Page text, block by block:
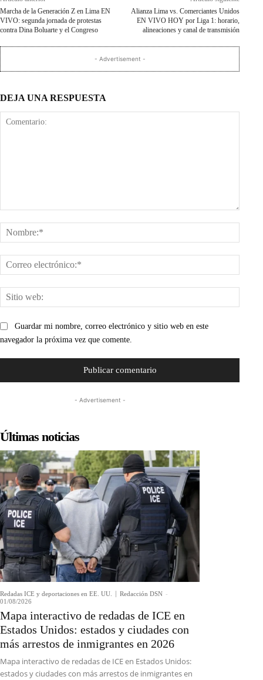
Marcha de la Generación Z en Lima EN
VIVO: segunda jornada de protestas
contra Dina Boluarte y el Congreso
Alianza Lima vs. Comerciantes Unidos
EN VIVO HOY por Liga 1: horario,
alineaciones y canal de transmisión
- Advertisement -
DEJA UNA RESPUESTA
web:
Guardar mi nombre, correo electrónico y sitio web en este
navegador la próxima vez que comente.
- Advertisement -
Últimas noticias
Redadas ICE y deportaciones en EE. UU. Redacción DSN -
01/08/2026
Mapa interactivo de redadas de ICE en
Estados Unidos: estados y ciudades con
más arrestos de inmigrantes en 2026
Mapa interactivo de redadas de ICE en Estados Unidos:
estados y ciudades con más arrestos de inmigrantes en